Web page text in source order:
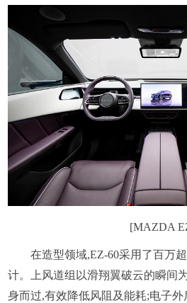
[MAZDA
在造型领域,EZ-60采用了百万
计。上风道组以滑翔翼破云的瞬间
身而过,有效降低风阻及能耗;电子